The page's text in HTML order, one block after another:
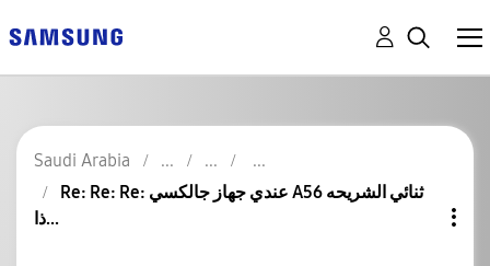
Saudi Arabia
Re: Re: Re: عندي جهاز جالكسي A56 ثنائي الشريحه
ذا...